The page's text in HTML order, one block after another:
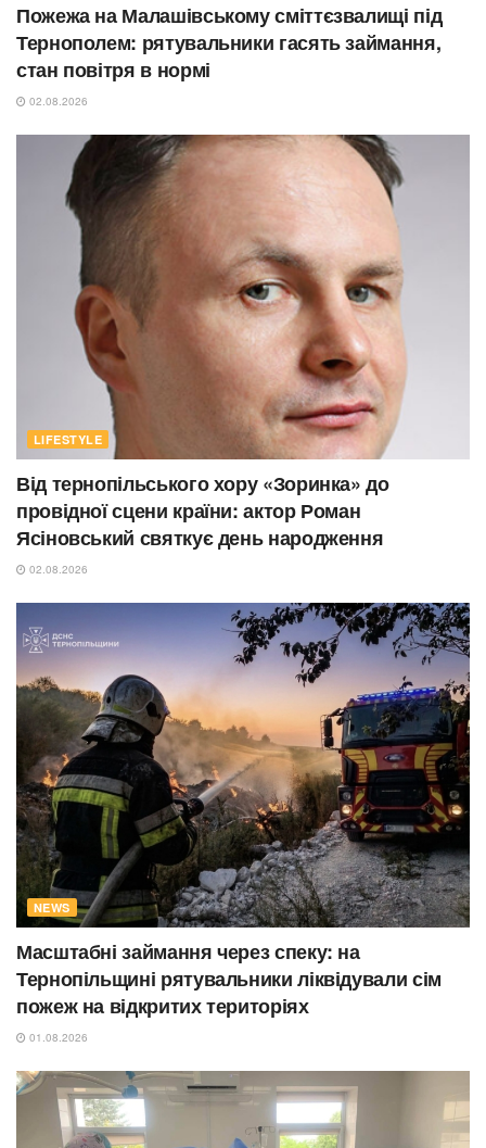
Пожежа на Малашівському сміттєзвалищі під
Тернополем: рятувальники гасять займання,
стан повітря в нормі
02.08.2026
LIFESTYLE
Від тернопільського хору «Зоринка» до
провідної сцени країни: актор Роман
Ясіновський святкує день народження
02.08.2026
NEWS
Масштабні займання через спеку: на
Тернопільщині рятувальники ліквідували сім
пожеж на відкритих територіях
01.08.2026